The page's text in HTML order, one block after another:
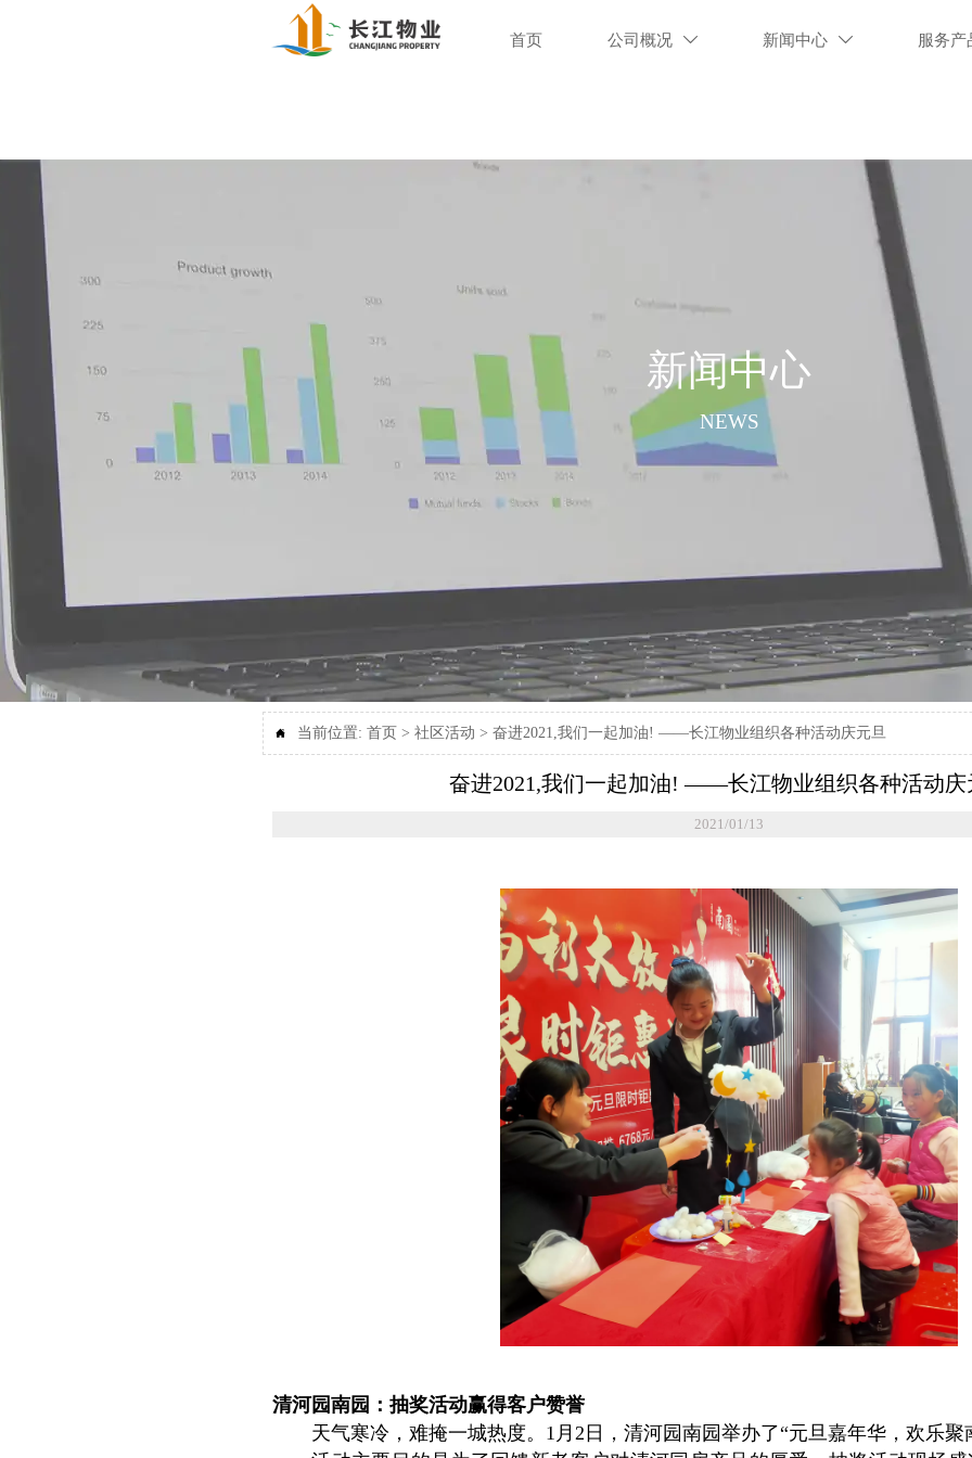
首页 公司概况  新闻中心  服务产
新闻中心
NEWS
 当前位置: 首页 > 社区活动 > 奋进2021,我们一起加油! ——长江物业组织各种活动庆元旦
奋进2021,我们一起加油! ——长江物业组织各种活动庆
2021/01/13
清河园南园：抽奖活动赢得客户赞誉
天气寒冷，难掩一城热度。1月2日，清河园南园举办了“元旦嘉年华，欢乐聚